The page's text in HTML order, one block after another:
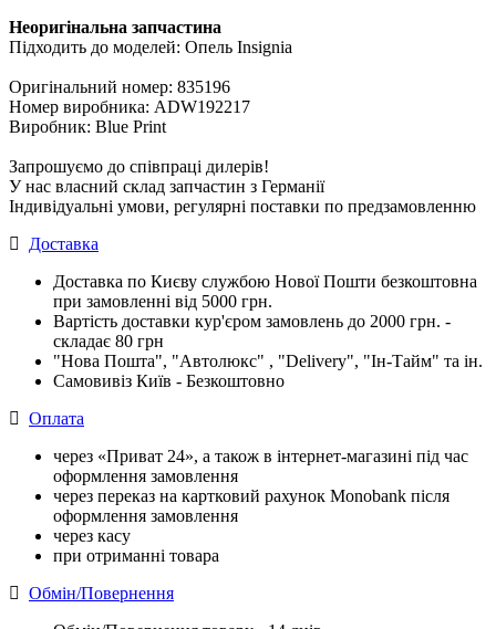
Неоригінальна запчастина
Підходить до моделей: Опель Insignia
Оригінальний номер: 835196
Номер виробника: ADW192217
Виробник: Blue Print
Запрошуємо до співпраці дилерів!
У нас власний склад запчастин з Германії
Індивідуальні умови, регулярні поставки по предзамовленню
Доставка
Доставка по Києву службою Нової Пошти безкоштовна
при замовленні від 5000 грн.
Вартість доставки кур'єром замовлень до 2000 грн. -
складає 80 грн
"Нова Пошта", "Автолюкс" , "Delivery", "Iн-Тайм" та ін.
Самовивіз Київ - Безкоштовно
Оплата
через «Приват 24», а також в інтернет-магазині під час
оформлення замовлення
через переказ на картковий рахунок Monobank після
оформлення замовлення
через касу
при отриманні товара
Обмін/Повернення